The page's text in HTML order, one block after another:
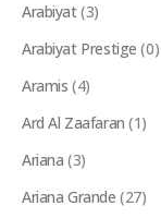
Arabiyat(3)
Arabiyat Prestige (0)
Aramis (4)
Ard Al Zaafaran (1)
Ariana (3)
Ariana Grande (27)